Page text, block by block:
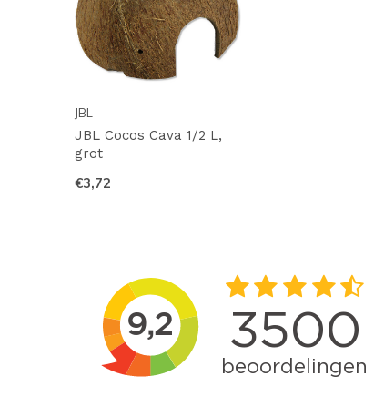
JBL
JBL Cocos Cava 1/2 L,
grot
€3,72